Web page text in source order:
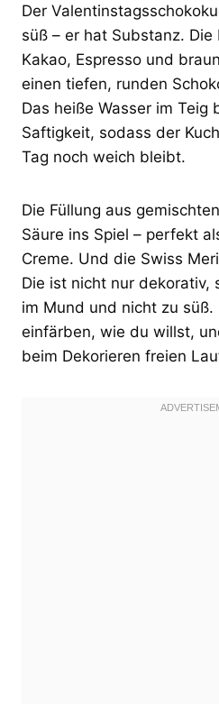
Der
süß – er hat Substanz. Die
Kakao, Espresso und
einen tiefen, runden
Das heiße Wasser im Teig
Saftigkeit, sodass der
Tag noch weich bleibt.
Die Füllung aus
Säure ins Spiel – perfekt
Creme. Und die Swiss
Die ist nicht nur dekorativ,
im Mund und nicht zu süß.
einfärben, wie du willst,
beim Dekorieren freien